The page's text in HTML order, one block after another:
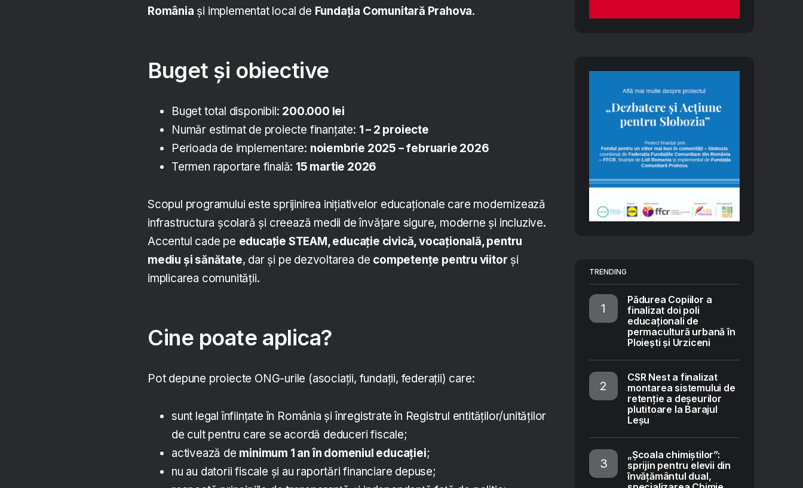
România și implementat local de Fundația Comunitară Prahova.
Buget și obiective
Buget total disponibil: 200.000 lei
Număr estimat de proiecte finanțate: 1 – 2 proiecte
Perioada de implementare: noiembrie 2025 – februarie 2026
Termen raportare finală: 15 martie 2026
Scopul programului este sprijinirea inițiativelor educaționale care modernizează
infrastructura școlară și creează medii de învățare sigure, moderne și incluzive.
Accentul cade pe educație STEAM, educație civică, vocațională, pentru
mediu și sănătate, dar și pe dezvoltarea de competențe pentru viitor și
implicarea comunității.
Cine poate aplica?
Pot depune proiecte ONG-urile (asociații, fundații, federații) care:
sunt legal înființate în România și înregistrate în Registrul entităţilor/unităților
de cult pentru care se acordă deduceri fiscale;
activează de minimum 1 an în domeniul educației;
nu au datorii fiscale și au raportări financiare depuse;
TRENDING
Pădurea Copiilor a
finalizat doi poli
educaționali de
permacultură urbană în
Ploiești și Urziceni
CSR Nest a finalizat
montarea sistemului de
retenție a deșeurilor
plutitoare la Barajul
Leșu
„Școala chimiștilor”:
sprijin pentru elevii din
învățământul dual,